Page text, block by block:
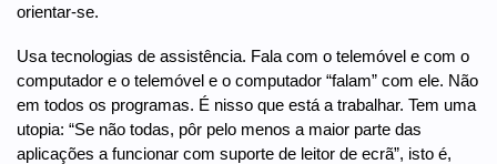
orientar-se.
Usa tecnologias de assistência. Fala com o telemóvel e com o
computador e o telemóvel e o computador “falam” com ele. Não
em todos os programas. É nisso que está a trabalhar. Tem uma
utopia: “Se não todas, pôr pelo menos a maior parte das
aplicações a funcionar com suporte de leitor de ecrã”, isto é,